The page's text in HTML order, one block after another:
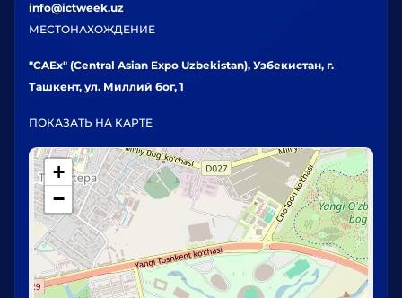
info@ictweek.uz
МЕСТОНАХОЖДЕНИЕ
"CAEx" (Central Asian Expo Uzbekistan), Узбекистан, г.
Ташкент, ул. Миллий бог, 1
ПОКАЗАТЬ НА КАРТЕ
+
−